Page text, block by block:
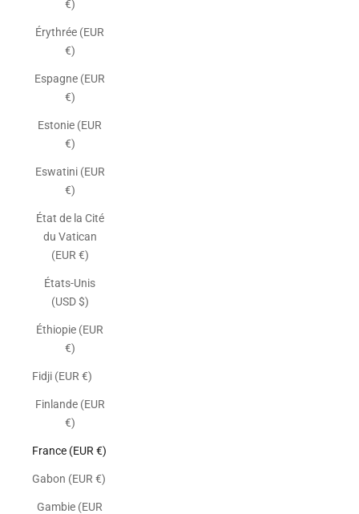
€)
Érythrée (EUR
€)
Espagne (EUR
€)
Estonie (EUR
€)
Eswatini (EUR
€)
État de la Cité
du Vatican
(EUR €)
États-Unis
(USD $)
Éthiopie (EUR
€)
Fidji (EUR €)
Finlande (EUR
€)
France (EUR €)
Gabon (EUR €)
Gambie (EUR